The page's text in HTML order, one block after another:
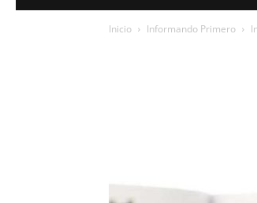
Inicio Informando Primero